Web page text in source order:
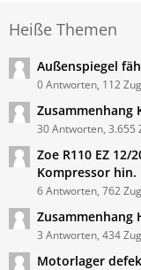
Heiße Themen
Außenspiegel
0 Antworten, 112
Zusammenhang
30 Antworten, 3.655
Zoe R110 EZ
Kompressor hin.
6 Antworten, 762
Zusammenhang
3 Antworten, 434
Motorlager